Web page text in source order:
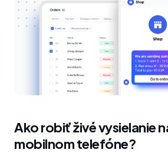
Ako robiť živé vysielanie
mobilnom telefóne?